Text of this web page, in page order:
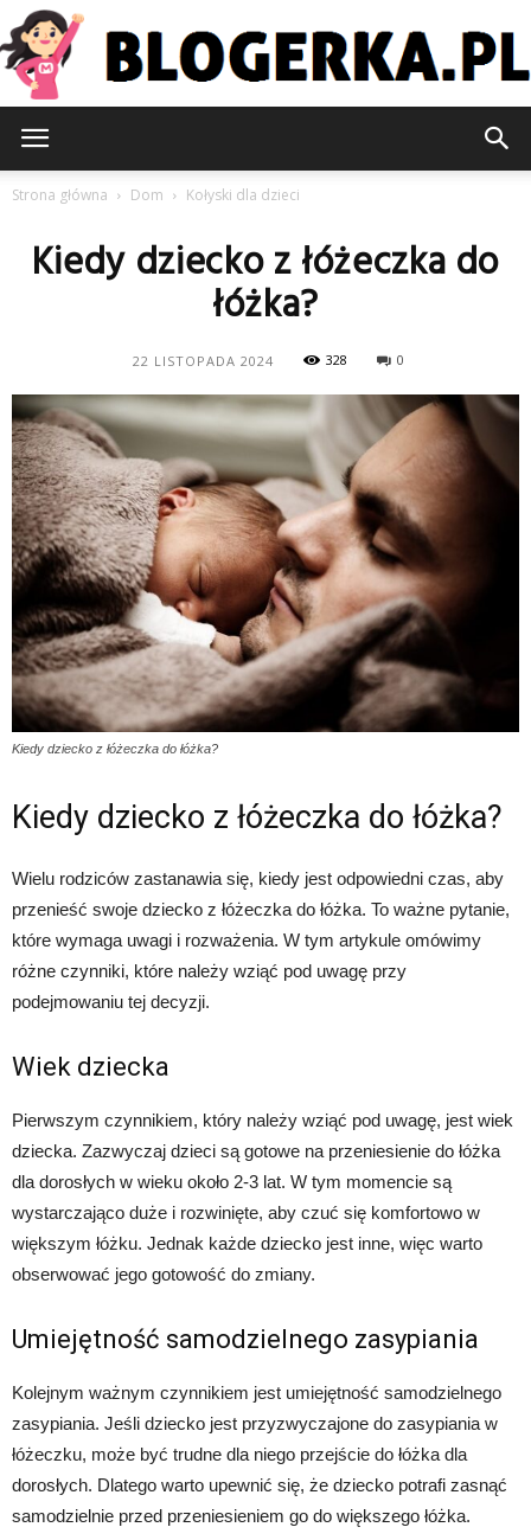
Strona główna Dom Kołyski dla dzieci
Kiedy dziecko z łóżeczka do
łóżka?
22 LISTOPADA 2024 328 0
Kiedy dziecko z łóżeczka do łóżka?
Kiedy dziecko z łóżeczka do łóżka?
Wielu rodziców zastanawia się, kiedy jest odpowiedni czas, aby
przenieść swoje dziecko z łóżeczka do łóżka. To ważne pytanie,
które wymaga uwagi i rozważenia. W tym artykule omówimy
różne czynniki, które należy wziąć pod uwagę przy
podejmowaniu tej decyzji.
Wiek dziecka
Pierwszym czynnikiem, który należy wziąć pod uwagę, jest wiek
dziecka. Zazwyczaj dzieci są gotowe na przeniesienie do łóżka
dla dorosłych w wieku około 2-3 lat. W tym momencie są
wystarczająco duże i rozwinięte, aby czuć się komfortowo w
większym łóżku. Jednak każde dziecko jest inne, więc warto
obserwować jego gotowość do zmiany.
Umiejętność samodzielnego zasypiania
Kolejnym ważnym czynnikiem jest umiejętność samodzielnego
zasypiania. Jeśli dziecko jest przyzwyczajone do zasypiania w
łóżeczku, może być trudne dla niego przejście do łóżka dla
dorosłych. Dlatego warto upewnić się, że dziecko potrafi zasnąć
samodzielnie przed przeniesieniem go do większego łóżka.